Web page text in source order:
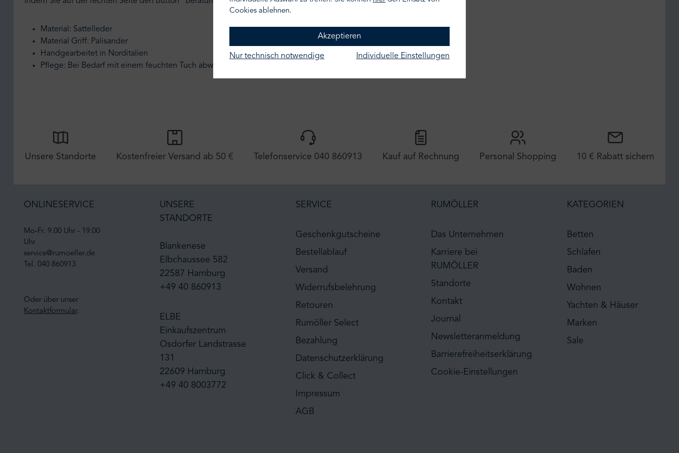
Material: Sattelleder
Material Griff: Palisander
Handgearbeitet in Norditalien
Pflege: Bei Bedarf mit einem feuchten Tuch abwischen
Unsere Standorte Kostenfreier Versand ab 50 € Telefonservice 040 860913 Kauf auf Rechnung Personal Shopping 10 € Rabatt sichern
ONLINESERVICE
Mo-Fr. 9.00 Uhr - 19.00
Uhr
service@rumoeller.de
Tel. 040 860913
Oder über unser
Kontaktformular.
UNSERE
STANDORTE
Blankenese
Elbchaussee 582
22587 Hamburg
+49 40 860913
ELBE
Einkaufszentrum
Osdorfer Landstrasse
131
22609 Hamburg
+49 40 8003772
SERVICE
Geschenkgutscheine
Bestellablauf
Versand
Widerrufsbelehrung
Retouren
Rumöller Select
Bezahlung
Datenschutzerklärung
Click & Collect
Impressum
AGB
RUMÖLLER
Das Unternehmen
Karriere bei
RUMÖLLER
Standorte
Kontakt
Journal
Newsletteranmeldung
Barrierefreiheitserklärung
Cookie-Einstellungen
KATEGORIEN
Betten
Schlafen
Baden
Wohnen
Yachten & Häuser
Marken
Sale
Cookies ablehnen.
Akzeptieren
Nur technisch notwendige Individuelle Einstellungen